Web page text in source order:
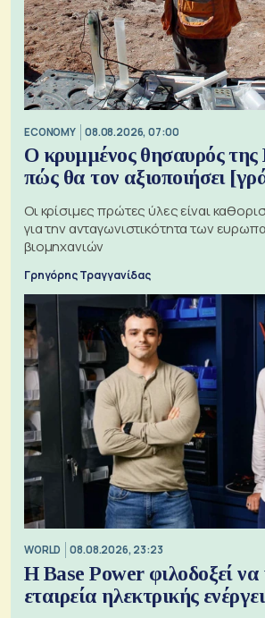
ECONOMY 08.08.2026, 07:00
Ο κρυμμένος θησαυρός
πώς θα τον αξιοποιήσει
Οι κρίσιμες πρώτες ύλες είναι
για την ανταγωνιστικότητα των
βιομηχανιών
Γρηγόρης Τραγγανίδας
WORLD 08.08.2026, 23:23
Η Base Power φιλοδοξεί να
εταιρεία ηλεκτρικής